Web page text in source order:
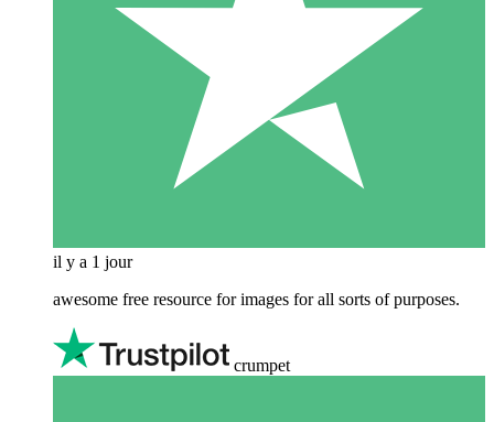
il y a 1 jour
awesome free resource for images for all sorts of purposes.
crumpet